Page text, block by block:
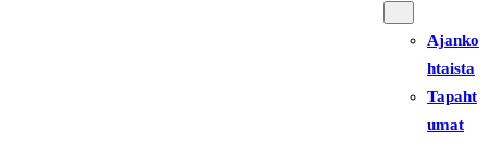
Ajanko
htaista
Tapaht
umat